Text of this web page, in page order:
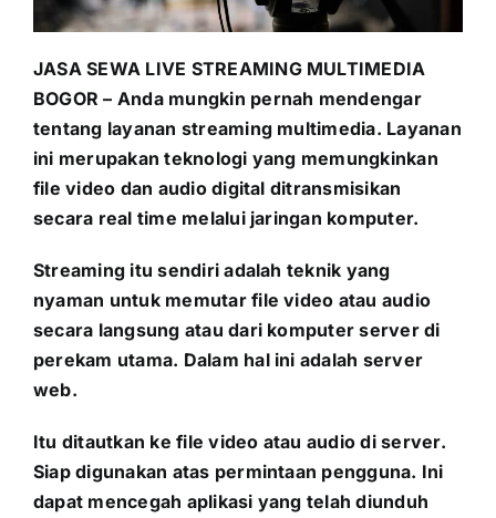
JASA SEWA LIVE STREAMING MULTIMEDIA
BOGOR – Anda mungkin pernah mendengar
tentang layanan streaming multimedia. Layanan
ini merupakan teknologi yang memungkinkan
file video dan audio digital ditransmisikan
secara real time melalui jaringan komputer.
Streaming itu sendiri adalah teknik yang
nyaman untuk memutar file video atau audio
secara langsung atau dari komputer server di
perekam utama. Dalam hal ini adalah server
web.
Itu ditautkan ke file video atau audio di server.
Siap digunakan atas permintaan pengguna. Ini
dapat mencegah aplikasi yang telah diunduh